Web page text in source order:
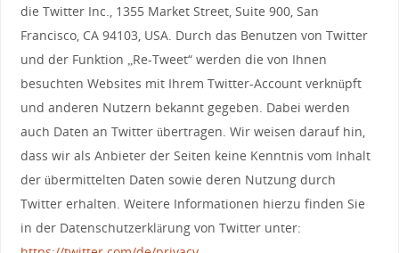
die Twitter Inc., 1355 Market Street, Suite 900, San
Francisco, CA 94103, USA. Durch das Benutzen von Twitter
und der Funktion „Re-Tweet“ werden die von Ihnen
besuchten Websites mit Ihrem Twitter-Account verknüpft
und anderen Nutzern bekannt gegeben. Dabei werden
auch Daten an Twitter übertragen. Wir weisen darauf hin,
dass wir als Anbieter der Seiten keine Kenntnis vom Inhalt
der übermittelten Daten sowie deren Nutzung durch
Twitter erhalten. Weitere Informationen hierzu finden Sie
in der Datenschutzerklärung von Twitter unter: